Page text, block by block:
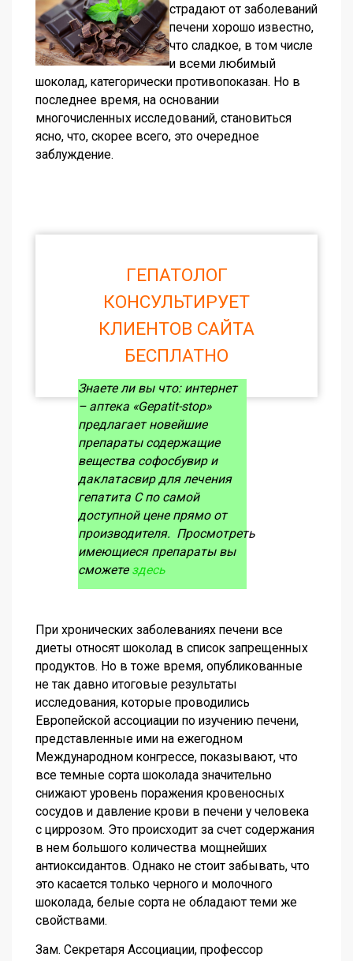
страдают от заболеваний
печени хорошо известно,
что сладкое, в том числе
и всеми любимый
шоколад, категорически противопоказан. Но в
последнее время, на основании
многочисленных исследований, становиться
ясно, что, скорее всего, это очередное
заблуждение.
ГЕПАТОЛОГ
КОНСУЛЬТИРУЕТ
КЛИЕНТОВ САЙТА
БЕСПЛАТНО
Знаете ли вы что: интернет
– аптека «Gepatit-stop»
предлагает новейшие
препараты содержащие
вещества софосбувир и
даклатасвир для лечения
гепатита С по самой
доступной цене прямо от
производителя. Просмотреть
имеющиеся препараты вы
сможете здесь
При хронических заболеваниях печени все
диеты относят шоколад в список запрещенных
продуктов. Но в тоже время, опубликованные
не так давно итоговые результаты
исследования, которые проводились
Европейской ассоциации по изучению печени,
представленные ими на ежегодном
Международном конгрессе, показывают, что
все темные сорта шоколада значительно
снижают уровень поражения кровеносных
сосудов и давление крови в печени у человека
с циррозом. Это происходит за счет содержания
в нем большого количества мощнейших
антиоксидантов. Однако не стоит забывать, что
это касается только черного и молочного
шоколада, белые сорта не обладают теми же
свойствами.
Зам. Секретаря Ассоциации, профессор